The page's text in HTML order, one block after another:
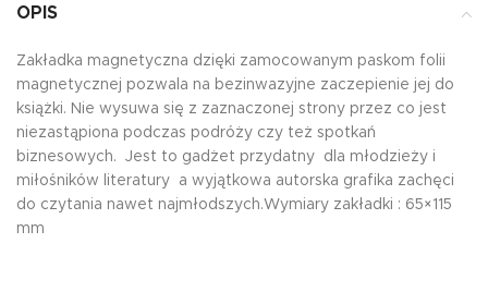
OPIS
Zakładka magnetyczna dzięki zamocowanym paskom folii
magnetycznej pozwala na bezinwazyjne zaczepienie jej do
książki. Nie wysuwa się z zaznaczonej strony przez co jest
niezastąpiona podczas podróży czy też spotkań
biznesowych. Jest to gadżet przydatny dla młodzieży i
miłośników literatury a wyjątkowa autorska grafika zachęci
do czytania nawet najmłodszych.Wymiary zakładki : 65×115
mm